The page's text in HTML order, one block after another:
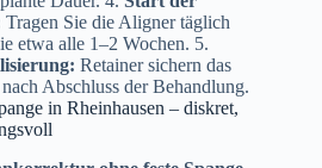
Tragen Sie die Aligner täglich
etwa alle 1–2 Wochen. 5.
Retainer sichern das
Abschluss der Behandlung.
in Rheinhausen – diskret,